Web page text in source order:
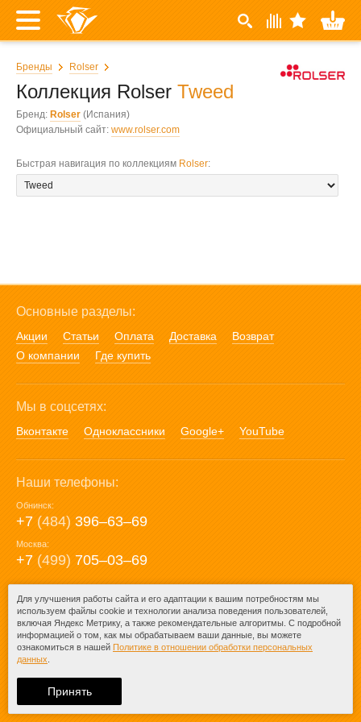
Бренды Rolser
Коллекция Rolser Tweed
Бренд: Rolser (Испания)
Официальный сайт: www.rolser.com
Быстрая навигация по коллекциям Rolser:
Основные разделы:
Акции Статьи Оплата Доставка
Возврат
О компании
Где купить
Мы в соцсетях:
Вконтакте Одноклассники Google+ YouTube
Наши телефоны:
Обнинск:
+7 (484) 396‒63‒69
Москва:
+7 (499) 705‒03‒69
E-mail:
mail@posuda40.ru
При любом копировании информации
ссылка на
Для улучшения работы сайта и его адаптации к вашим потребностям мы
используем файлы cookie и технологии анализа поведения пользователей,
включая Яндекс Метрику, а также рекомендательные алгоритмы. С подробной
информацией о том, как мы обрабатываем ваши данные, вы можете
ознакомиться в нашей Политике в отношении обработки персональных
данных
Принять